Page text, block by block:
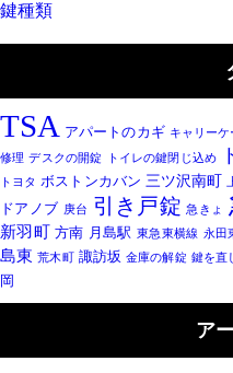
鍵種類
TSA アパートのカギ キャリーケ
修理 デスクの開錠 トイレの鍵閉じ込め
トヨタ ボストンカバン 三ツ沢南町
ドアノブ
庚台 引き戸錠 急きょ
新羽町 方南 月島駅 東急東横線 永田
島東 荒木町 諏訪坂 金庫の解錠 鍵を直
岡
ア